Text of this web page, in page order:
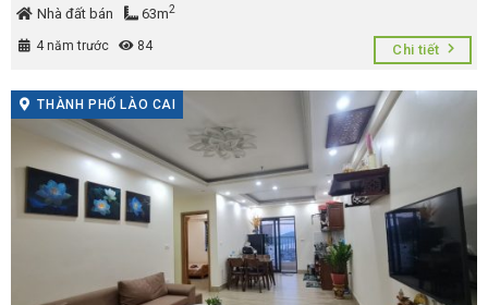
Nhà đất bán 63m2
4 năm trước 84 Chi tiết
THÀNH PHỐ LÀO CAI